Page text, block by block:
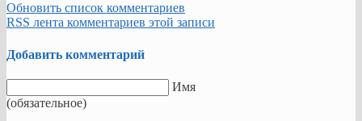
организациях
различных
интерфейс,
упрощающий
Обновить список комментариев
RSS лента комментариев этой записи
Добавить комментарий
Имя
(обязательное)